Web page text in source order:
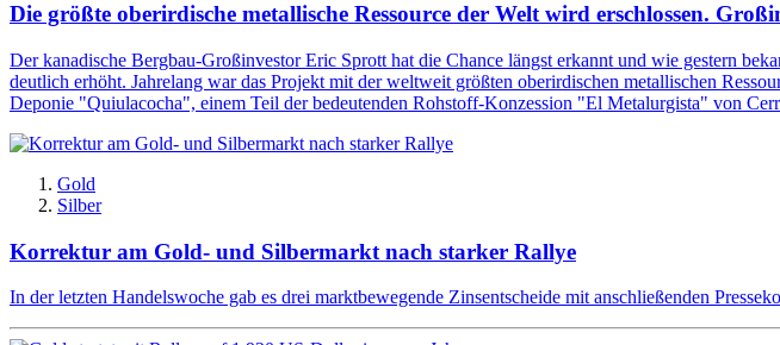
Die größte oberirdische metallische Ressource der Welt wird erschlossen.
Der kanadische Bergbau-Großinvestor Eric Sprott hat die Chance längst erkannt und wie gestern
deutlich erhöht. Jahrelang war das Projekt mit der weltweit größten oberirdischen metallischen
Deponie "Quiulacocha", einem Teil der bedeutenden Rohstoff-Konzession "El Metalurgista" von
Gold
Silber
Korrektur am Gold- und Silbermarkt nach starker Rallye
In der letzten Handelswoche gab es drei marktbewegende Zinsentscheide mit anschließenden